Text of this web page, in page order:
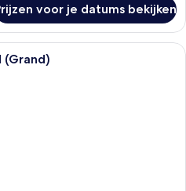
voor je datums bekijken
Een moderne hotelkamer met een
(Grand)